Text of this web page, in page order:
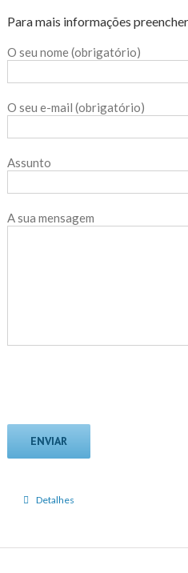
Para mais informações
O seu nome (obrigatório)
O seu e-mail (obrigatório)
Assunto
A sua mensagem
Detalhes